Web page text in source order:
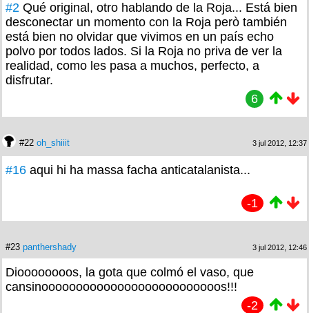
#2 Qué original, otro hablando de la Roja... Está bien
desconectar un momento con la Roja però también
está bien no olvidar que vivimos en un país echo
polvo por todos lados. Si la Roja no priva de ver la
realidad, como les pasa a muchos, perfecto, a
disfrutar.
6
#22 oh_shiiit 3 jul 2012, 12:37
#16 aqui hi ha massa facha anticatalanista...
-1
#23 panthershady 3 jul 2012, 12:46
Dioooooooos, la gota que colmó el vaso, que
cansinoooooooooooooooooooooooooos!!!
-2